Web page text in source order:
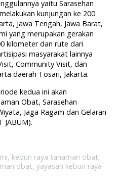
yaitu Sarasehan
kunjungan ke 200
Jawa Tengah, Jawa Barat,
yang merupakan gerakan
kilometer dan rute dari
masyarakat lainnya
Community Visit, dan
daerah Tosari, Jakarta.
kedua ini akan
Obat, Sarasehan
Jaga Ragam dan Gelaran
JABUM).
, kebun raya tanaman obat,
obat,yayasan kebun raya